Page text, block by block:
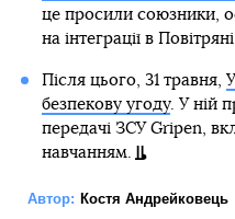
це просили союзники,
на інтеграції в
Після цього, 31 травня,
безпекову угоду. У ній
передачі ЗСУ Gripen,
навчанням.
Автор: Костя Андрейковець